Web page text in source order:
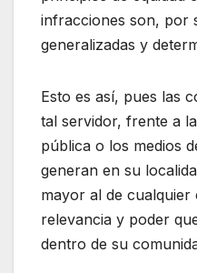
infracciones son, por
generalizadas y
Esto es así, pues las
tal servidor, frente a
pública o los medios
generan en su
mayor al de
relevancia y poder
dentro de su